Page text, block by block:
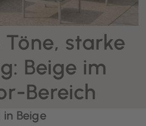
starke
Beige im
Bereich
Beige